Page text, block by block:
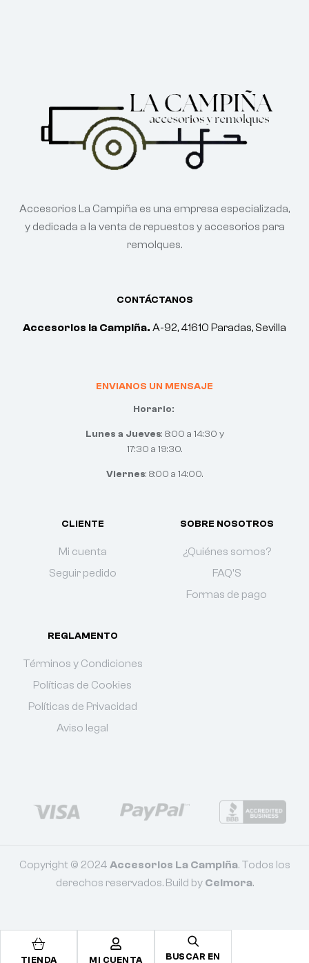
TIENDA MI CUENTA BUSCAR EN
CONTÁCTANOS
Accesorios la Campiña. A-92, 41610 Paradas, Sevilla
ENVIANOS UN MENSAJE
Horario:
Lunes a Jueves: 8:00 a 14:30 y
17:30 a 19:30.
Viernes: 8:00 a 14:00.
CLIENTE
Mi cuenta
Seguir pedido
SOBRE NOSOTROS
¿Quiénes somos?
FAQ'S
Formas de pago
REGLAMENTO
Términos y Condiciones
Políticas de Cookies
Políticas de Privacidad
Aviso legal
Accesorios La Campiña es una empresa especializada,
y dedicada a la venta de repuestos y accesorios para
remolques.
Copyright © 2024 Accesorios La Campiña. Todos los
derechos reservados. Build byCelmora.